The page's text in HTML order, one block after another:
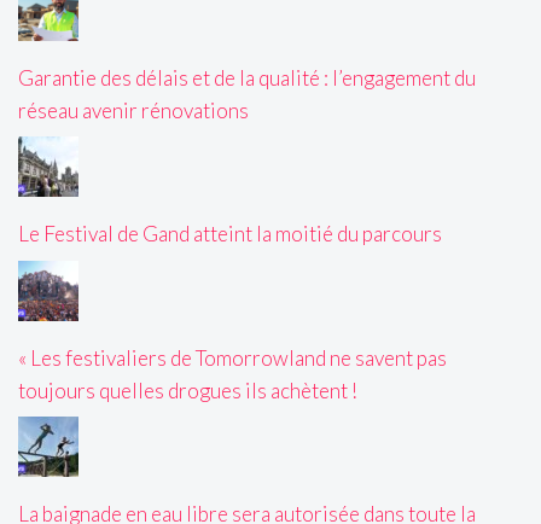
Garantie des délais et de la qualité : l’engagement du
réseau avenir rénovations
Le Festival de Gand atteint la moitié du parcours
« Les festivaliers de Tomorrowland ne savent pas
toujours quelles drogues ils achètent !
La baignade en eau libre sera autorisée dans toute la